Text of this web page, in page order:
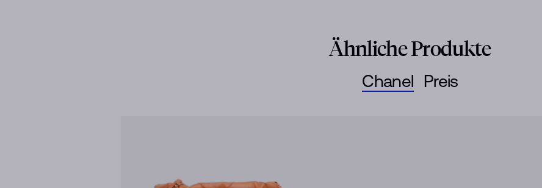
Ähnliche Produkte
Chanel Preis